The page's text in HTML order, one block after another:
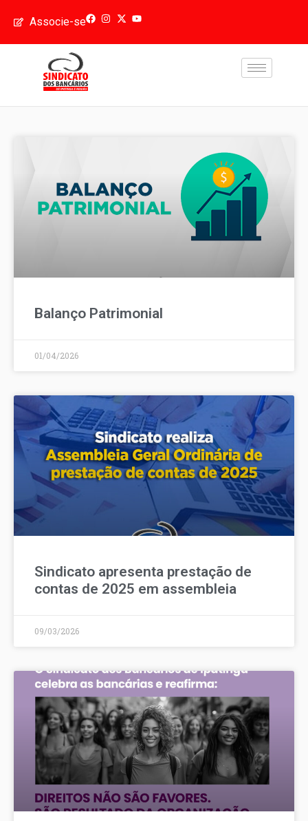
Associe-se
Balanço Patrimonial
01/04/2026
Sindicato apresenta prestação de
contas de 2025 em assembleia
09/03/2026